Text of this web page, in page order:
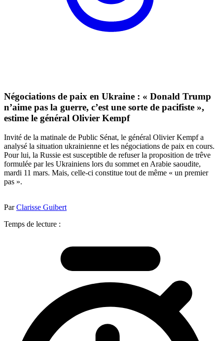
Négociations de paix en Ukraine : « Donald Trump
n’aime pas la guerre, c’est une sorte de pacifiste »,
estime le général Olivier Kempf
Invité de la matinale de Public Sénat, le général Olivier Kempf a
analysé la situation ukrainienne et les négociations de paix en cours.
Pour lui, la Russie est susceptible de refuser la proposition de trêve
formulée par les Ukrainiens lors du sommet en Arabie saoudite,
mardi 11 mars. Mais, celle-ci constitue tout de même « un premier
pas ».
ParClarisse Guibert
Temps de lecture :